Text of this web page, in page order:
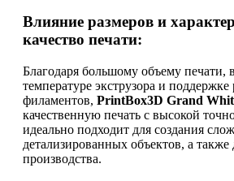
Влияние размеров и
качество печати:
Благодаря большому объему печати,
температуре экструзора и
филаментов, PrintBox3D Grand
качественную печать с высокой
идеально подходит для создания
детализированных объектов, а
производства.